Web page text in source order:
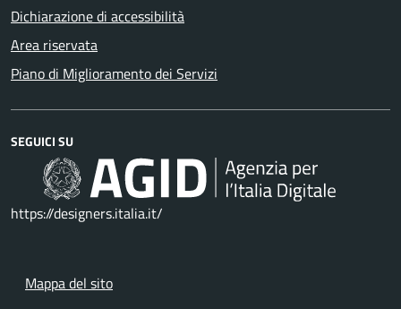
Dichiarazione di accessibilità
Area riservata
Piano di Miglioramento dei Servizi
SEGUICI SU
https://designers.italia.it/
Mappa del sito